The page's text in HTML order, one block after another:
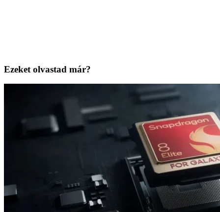
Ezeket olvastad már?